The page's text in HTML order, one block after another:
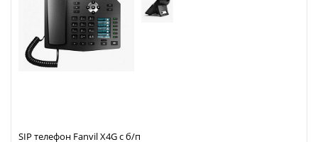
SIP телефон Fanvil X4G с б/п